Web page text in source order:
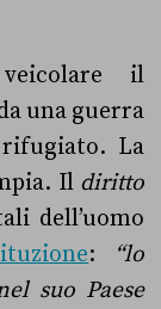
il
una guerra
La
Il diritto
dell’uomo
:
“lo
suo Paese